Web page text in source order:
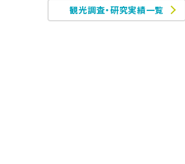
観光調査・研究実績一覧